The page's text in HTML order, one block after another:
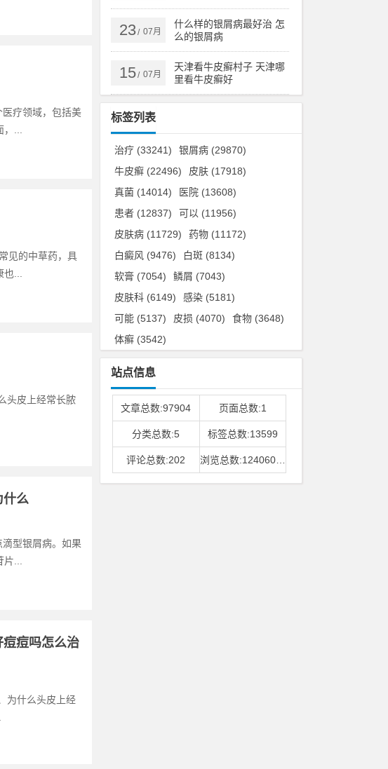
疗领域，包括美
...
见的中草药，具
...
头皮上经常长脓
什么
型银屑病。如果
...
痘吗怎么治
为什么头皮上经
23/ 07月
什么样的银屑病最好治 怎
么的银屑病
15/ 07月
天津看牛皮癣村子 天津哪
里看牛皮癣好
标签列表
治疗 (33241) 银屑病 (29870)
牛皮癣 (22496) 皮肤 (17918)
真菌 (14014) 医院 (13608)
患者 (12837) 可以 (11956)
皮肤病 (11729) 药物 (11172)
白癜风 (9476) 白斑 (8134)
软膏 (7054) 鳞屑 (7043)
皮肤科 (6149) 感染 (5181)
可能 (5137) 皮损 (4070) 食物 (3648)
体癣 (3542)
站点信息
文章总数:97904 页面总数:1
分类总数:5 标签总数:13599
评论总数:202 浏览总数:12406006